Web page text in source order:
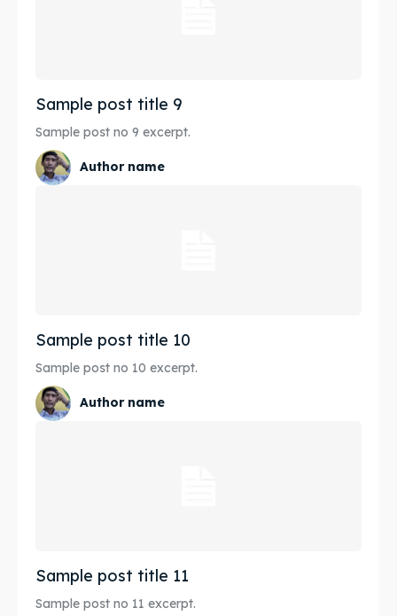
Sample post title 9
Sample post no 9 excerpt.
Author name
Sample post title 10
Sample post no 10 excerpt.
Author name
Sample post title 11
Sample post no 11 excerpt.